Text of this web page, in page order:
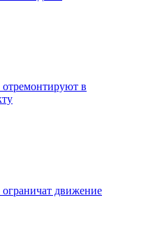
в
движение